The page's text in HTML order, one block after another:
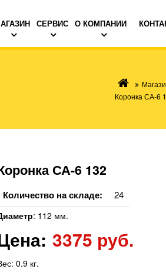
СЕРВИС О КОМПАНИИ
Коронка СА-6
СА-6 132
Количество на складе: 24
: 112 мм.
3375 руб.
0.9 кг.